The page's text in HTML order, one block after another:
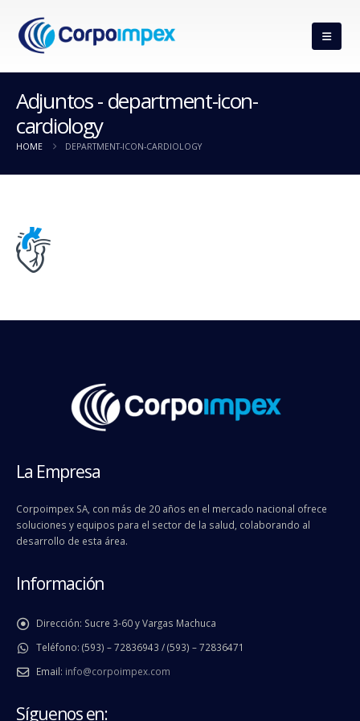
Adjuntos - department-icon-
cardiology
HOME DEPARTMENT-ICON-CARDIOLOGY
La Empresa
Corpoimpex SA, con más de 20 años en el mercado nacional ofrece
soluciones y equipos para el sector de la salud, colaborando al
desarrollo de esta área.
Información
Dirección: Sucre 3-60 y Vargas Machuca
Teléfono: (593) – 72836943 / (593) – 72836471
Email: info@corpoimpex.com
Síguenos en: